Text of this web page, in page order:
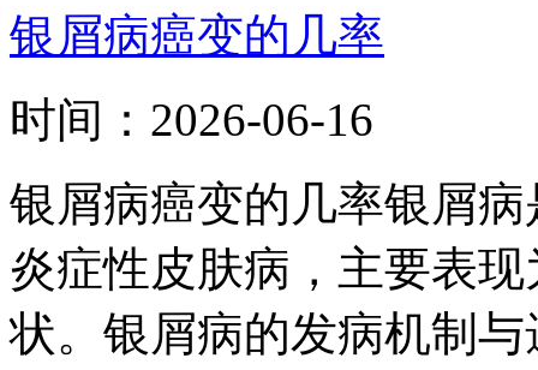
银屑病癌变的几率
时间： 2026-06-16
银屑病癌变的几率银屑
炎症性皮肤病，主要表
状。银屑病的发病机制